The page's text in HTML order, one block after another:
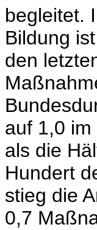
begleitet.
Bildung
den
auf 1,0
als die
Hundert
stieg die
0,7